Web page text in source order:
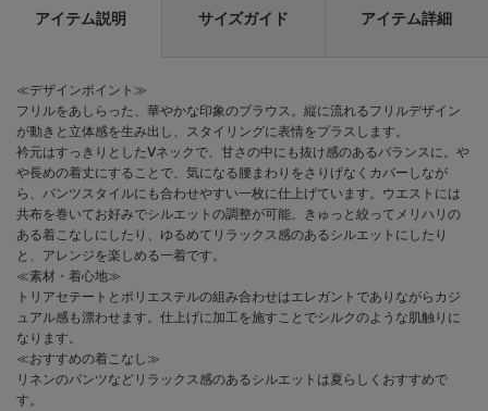
アイテム説明 サイズガイド アイテム詳細
≪デザインポイント≫
フリルをあしらった、華やかな印象のブラウス。縦に流れるフリルデザイン
が動きと立体感を生み出し、スタイリングに表情をプラスします。
衿元はすっきりとしたVネックで、甘さの中にも抜け感のあるバランスに。や
や長めの着丈にすることで、気になる腰まわりをさりげなくカバーしなが
ら、パンツスタイルにも合わせやすい一枚に仕上げています。ウエストには
共布を巻いてお好みでシルエットの調整が可能。きゅっと絞ってメリハリの
ある着こなしにしたり、ゆるめてリラックス感のあるシルエットにしたり
と、アレンジを楽しめる一着です。
≪素材・着心地≫
トリアセテートとポリエステルの組み合わせはエレガントでありながらカジ
ュアル感も漂わせます。仕上げに加工を施すことでシルクのような肌触りに
なります。
≪おすすめの着こなし≫
リネンのパンツなどリラックス感のあるシルエットは夏らしくおすすめで
す。